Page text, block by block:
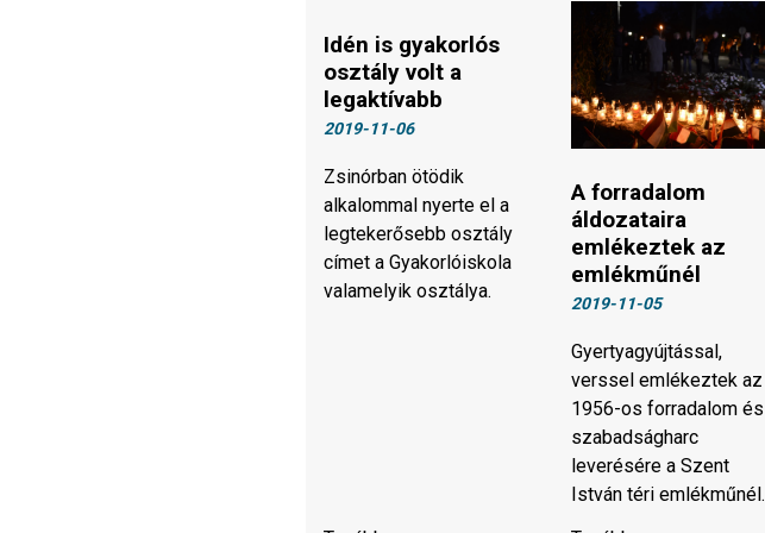
Idén is gyakorlós
osztály volt a
legaktívabb
2019-11-06
Zsinórban ötödik
alkalommal nyerte el a
legtekerősebb osztály
címet a Gyakorlóiskola
valamelyik osztálya.
A forradalom
áldozataira
emlékeztek az
emlékműnél
2019-11-05
Gyertyagyújtással,
verssel emlékeztek az
1956-os forradalom és
szabadságharc
leverésére a Szent
István téri emlékműnél.